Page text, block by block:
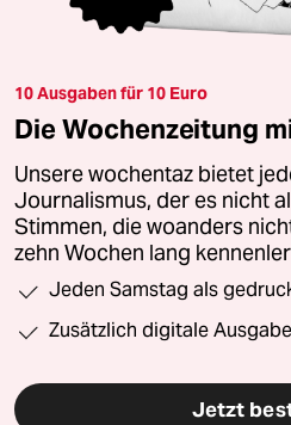
10 Ausgaben für 10 Euro
Die Wochenzeitung
Unsere wochentaz bietet
Journalismus, der es nicht
Stimmen, die woanders
zehn Wochen lang
Jeden Samstag als
Zusätzlich digitale
Jetzt